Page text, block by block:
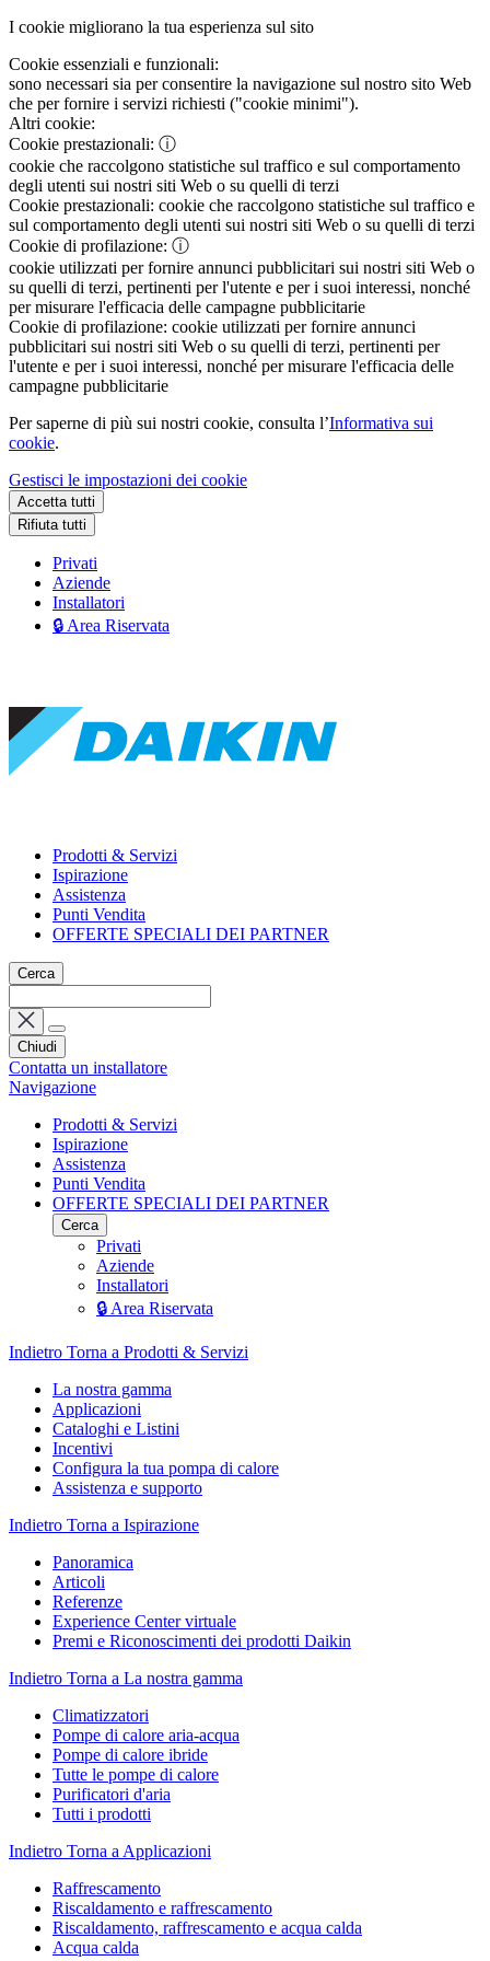
I cookie migliorano la tua esperienza sul sito
Cookie essenziali e funzionali:
sono necessari sia per consentire la navigazione sul nostro sito Web
che per fornire i servizi richiesti ("cookie minimi").
Altri cookie:
Cookie prestazionali: ⓘ
cookie che raccolgono statistiche sul traffico e sul comportamento
degli utenti sui nostri siti Web o su quelli di terzi
Cookie prestazionali: cookie che raccolgono statistiche sul traffico e
sul comportamento degli utenti sui nostri siti Web o su quelli di terzi
Cookie di profilazione: ⓘ
cookie utilizzati per fornire annunci pubblicitari sui nostri siti Web o
su quelli di terzi, pertinenti per l'utente e per i suoi interessi, nonché
per misurare l'efficacia delle campagne pubblicitarie
Cookie di profilazione: cookie utilizzati per fornire annunci
pubblicitari sui nostri siti Web o su quelli di terzi, pertinenti per
l'utente e per i suoi interessi, nonché per misurare l'efficacia delle
campagne pubblicitarie
Per saperne di più sui nostri cookie, consulta l’Informativa sui
cookie.
Gestisci le impostazioni dei cookie
Accetta tutti
Rifiuta tutti
Privati
Aziende
Installatori
🔒 Area Riservata
Prodotti & Servizi
Ispirazione
Assistenza
Punti Vendita
OFFERTE SPECIALI DEI PARTNER
Cerca
Chiudi
Contatta un installatore
Navigazione
Prodotti & Servizi
Ispirazione
Assistenza
Punti Vendita
OFFERTE SPECIALI DEI PARTNER
Cerca
Privati
Aziende
Installatori
🔒 Area Riservata
Indietro Torna a Prodotti & Servizi
La nostra gamma
Applicazioni
Cataloghi e Listini
Incentivi
Configura la tua pompa di calore
Assistenza e supporto
Indietro Torna a Ispirazione
Panoramica
Articoli
Referenze
Experience Center virtuale
Premi e Riconoscimenti dei prodotti Daikin
Indietro Torna a La nostra gamma
Climatizzatori
Pompe di calore aria-acqua
Pompe di calore ibride
Tutte le pompe di calore
Purificatori d'aria
Tutti i prodotti
Indietro Torna a Applicazioni
Raffrescamento
Riscaldamento e raffrescamento
Riscaldamento, raffrescamento e acqua calda
Acqua calda